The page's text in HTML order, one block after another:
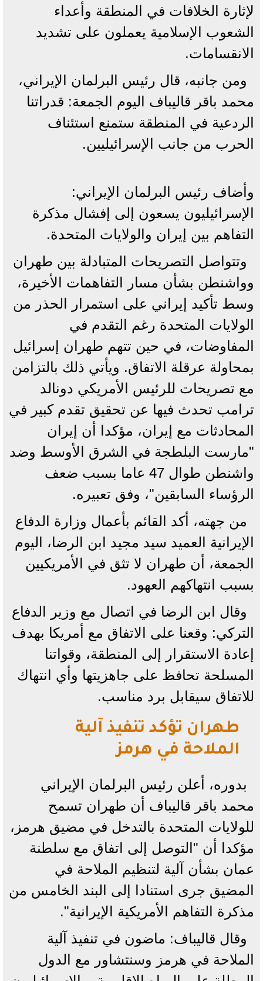
لإثارة الخلافات في المنطقة وأعداء
الشعوب الإسلامية يعملون على تشديد
الانقسامات.
ومن جانبه، قال رئيس البرلمان الإيراني،
محمد باقر قاليباف اليوم الجمعة: قدراتنا
الردعية في المنطقة ستمنع استئناف
الحرب من جانب الإسرائيليين.
وأضاف رئيس البرلمان الإيراني:
الإسرائيليون يسعون إلى إفشال مذكرة
التفاهم بين إيران والولايات المتحدة.
وتتواصل التصريحات المتبادلة بين طهران
وواشنطن بشأن مسار التفاهمات الأخيرة،
وسط تأكيد إيراني على استمرار الحذر من
الولايات المتحدة رغم التقدم في
المفاوضات، في حين تتهم طهران إسرائيل
بمحاولة عرقلة الاتفاق. ويأتي ذلك بالتزامن
مع تصريحات للرئيس الأمريكي دونالد
ترامب تحدث فيها عن تحقيق تقدم كبير في
المحادثات مع إيران، مؤكدا أن إيران
"مارست البلطجة في الشرق الأوسط وضد
واشنطن طوال 47 عاما بسبب ضعف
الرؤساء السابقين"، وفق تعبيره.
من جهته، أكد القائم بأعمال وزارة الدفاع
الإيرانية العميد سيد مجيد ابن الرضا، اليوم
الجمعة، أن طهران لا تثق في الأمريكيين
بسبب انتهاكهم العهود.
وقال ابن الرضا في اتصال مع وزير الدفاع
التركي: وقعنا على الاتفاق مع أمريكا بهدف
إعادة الاستقرار إلى المنطقة، وقواتنا
المسلحة تحافظ على جاهزيتها وأي انتهاك
للاتفاق سيقابل برد مناسب.
طهران تؤكد تنفيذ آلية
الملاحة في هرمز
بدوره، أعلن رئيس البرلمان الإيراني
محمد باقر قاليباف أن طهران تسمح
للولايات المتحدة بالتدخل في مضيق هرمز،
مؤكدا أن "التوصل إلى اتفاق مع سلطنة
عمان بشأن آلية لتنظيم الملاحة في
المضيق جرى استنادا إلى البند الخامس من
مذكرة التفاهم الأمريكية الإيرانية".
وقال قاليباف: ماضون في تنفيذ آلية
الملاحة في هرمز وسنتشاور مع الدول